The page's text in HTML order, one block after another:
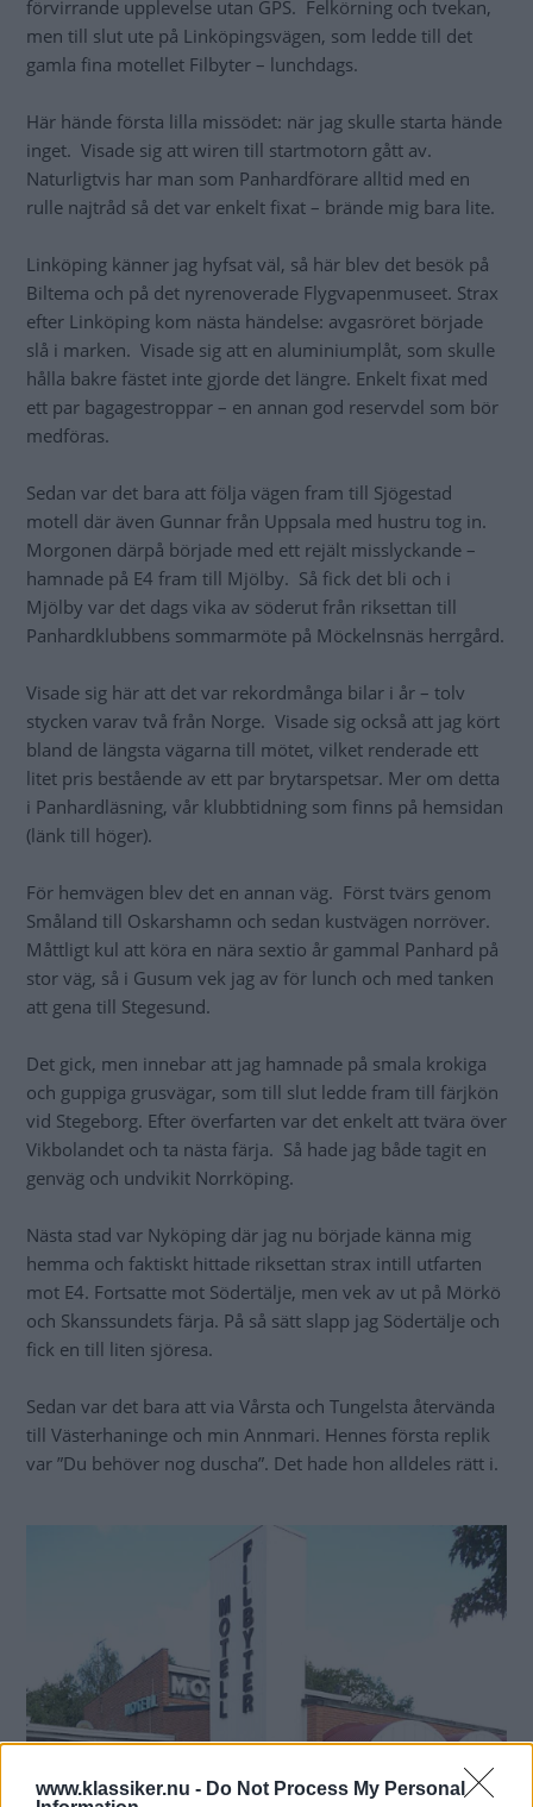
www.klassiker.nu - Do Not Process My Personal
förvirrande upplevelse utan GPS. Felkörning och tvekan,
men till slut ute på Linköpingsvägen, som ledde till det
gamla fina motellet Filbyter – lunchdags.
Här hände första lilla missödet: när jag skulle starta hände
inget. Visade sig att wiren till startmotorn gått av.
Naturligtvis har man som Panhardförare alltid med en
rulle najtråd så det var enkelt fixat – brände mig bara lite.
Linköping känner jag hyfsat väl, så här blev det besök på
Biltema och på det nyrenoverade Flygvapenmuseet. Strax
efter Linköping kom nästa händelse: avgasröret började
slå i marken. Visade sig att en aluminiumplåt, som skulle
hålla bakre fästet inte gjorde det längre. Enkelt fixat med
ett par bagagestroppar – en annan god reservdel som bör
medföras.
Sedan var det bara att följa vägen fram till Sjögestad
motell där även Gunnar från Uppsala med hustru tog in.
Morgonen därpå började med ett rejält misslyckande –
hamnade på E4 fram till Mjölby. Så fick det bli och i
Mjölby var det dags vika av söderut från riksettan till
Panhardklubbens sommarmöte på Möckelnsnäs herrgård.
Visade sig här att det var rekordmånga bilar i år – tolv
stycken varav två från Norge. Visade sig också att jag kört
bland de längsta vägarna till mötet, vilket renderade ett
litet pris bestående av ett par brytarspetsar. Mer om detta
i Panhardläsning, vår klubbtidning som finns på hemsidan
(länk till höger).
För hemvägen blev det en annan väg. Först tvärs genom
Småland till Oskarshamn och sedan kustvägen norröver.
Måttligt kul att köra en nära sextio år gammal Panhard på
stor väg, så i Gusum vek jag av för lunch och med tanken
att gena till Stegesund.
Det gick, men innebar att jag hamnade på smala krokiga
och guppiga grusvägar, som till slut ledde fram till färjkön
vid Stegeborg. Efter överfarten var det enkelt att tvära över
Vikbolandet och ta nästa färja. Så hade jag både tagit en
genväg och undvikit Norrköping.
Nästa stad var Nyköping där jag nu började känna mig
hemma och faktiskt hittade riksettan strax intill utfarten
mot E4. Fortsatte mot Södertälje, men vek av ut på Mörkö
och Skanssundets färja. På så sätt slapp jag Södertälje och
fick en till liten sjöresa.
Sedan var det bara att via Vårsta och Tungelsta återvända
till Västerhaninge och min Annmari. Hennes första replik
var ”Du behöver nog duscha”. Det hade hon alldeles rätt i.